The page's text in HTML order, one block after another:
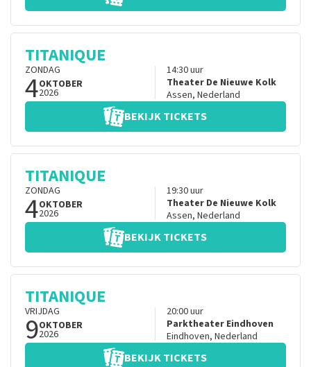
TITANIQUE
ZONDAG
4OKTOBER
2026
14:30uur
Theater De Nieuwe Kolk
Assen, Nederland
BEKIJK TICKETS
TITANIQUE
ZONDAG
4OKTOBER
2026
19:30uur
Theater De Nieuwe Kolk
Assen, Nederland
BEKIJK TICKETS
TITANIQUE
VRIJDAG
9OKTOBER
2026
20:00uur
Parktheater Eindhoven
Eindhoven, Nederland
BEKIJK TICKETS